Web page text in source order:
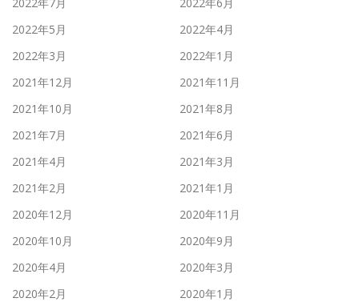
2022年5月
2022年4月
2022年3月
2022年1月
2021年12月
2021年11月
2021年10月
2021年8月
2021年7月
2021年6月
2021年4月
2021年3月
2021年2月
2021年1月
2020年12月
2020年11月
2020年10月
2020年9月
2020年4月
2020年3月
2020年2月
2020年1月